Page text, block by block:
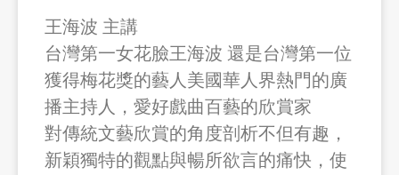
王海波 主講
台灣第一女花臉王海波 還是台灣第一位
獲得梅花獎的藝人美國華人界熱門的廣
播主持人，愛好戲曲百藝的欣賞家
對傳統文藝欣賞的角度剖析不但有趣，
新穎獨特的觀點與暢所欲言的痛快，使